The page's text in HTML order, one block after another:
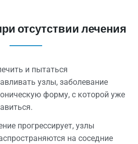
отсутствии лечения
и пытаться
узлы, заболевание
форму, с которой уже
прогрессирует, узлы
на соседние